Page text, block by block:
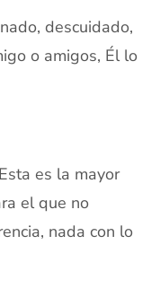
descuidado,
o amigos, Él lo
Esta es la mayor
el que no
nada con lo